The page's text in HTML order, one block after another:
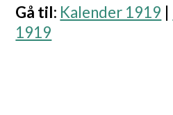
Gå til: Kalender 1919
1919